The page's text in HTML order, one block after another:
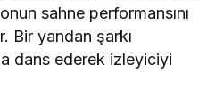
sahne performansını
Bir yandan şarkı
dans ederek izleyiciyi